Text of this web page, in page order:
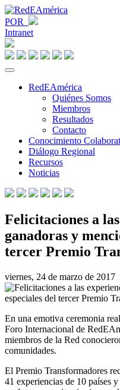
POR
Intranet
RedEAmérica
Quiénes Somos
Miembros
Resultados
Contacto
Conocimiento
Diálogo Regional
Recursos
Noticias
Felicitaciones a
ganadoras y
tercer Premio
viernes, 24 de marzo de 2017
En una emotiva ceremonia
Foro Internacional de
miembros de la Red
comunidades.
El Premio Transformadores
41 experiencias de 10 países